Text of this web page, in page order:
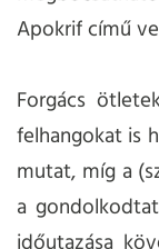
Apokrif című
Forgács
felhangokat is
mutat, míg a
a